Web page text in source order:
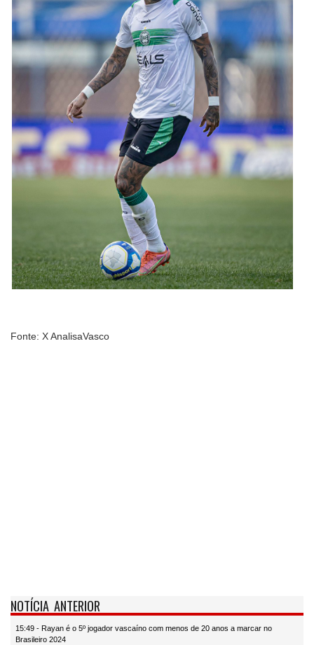
Fonte: X AnalisaVasco
NOTÍCIA ANTERIOR
15:49 - Rayan é o 5º jogador vascaíno com menos de 20 anos a marcar no
Brasileiro 2024